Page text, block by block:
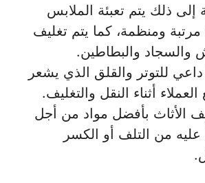
إلى ذلك يتم تعبئة الملابس
ومنظمة، كما يتم تغليف
والسجاد والبطاطين.
داعي للتوتر والقلق الذي يشعر
أثناء النقل والتغليف.
الأثاث بأفضل مواد من أجل
من التلف أو الكسر